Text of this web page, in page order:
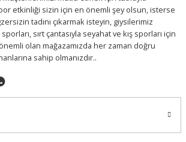
etkinliği sizin için en önemli şey olsun, isterse
tadını çıkarmak isteyin, giysilerimiz
sırt çantasıyla seyahat ve kış sporları için
olan mağazamızda her zaman doğru
sahip olmanızdır..